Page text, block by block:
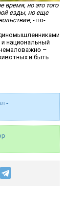
время, но это того
езды, но еще
, - по-
национальный
–
и быть
-